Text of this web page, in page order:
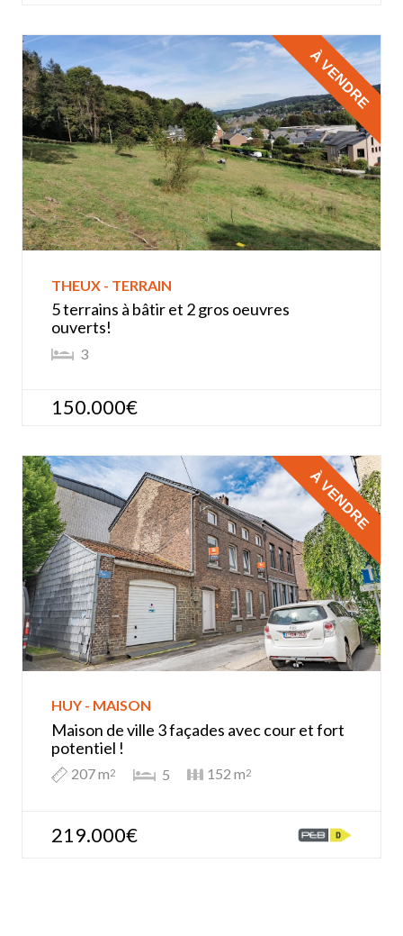
THEUX - TERRAIN
5 terrains à bâtir et 2 gros oeuvres
ouverts!
3
150.000€
À VENDRE
HUY - MAISON
Maison de ville 3 façades avec cour et fort
potentiel !
207 m2 5 152 m2
219.000€
À VENDRE